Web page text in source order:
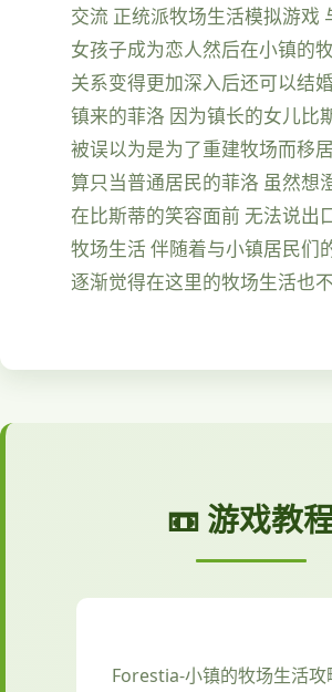
交流 正统派牧场生活模拟游戏
女孩子成为恋人然后在小镇的
关系变得更加深入后还可以结
镇来的菲洛 因为镇长的女儿比
被误以为是为了重建牧场而移
算只当普通居民的菲洛 虽然想
在比斯蒂的笑容面前 无法说出
牧场生活 伴随着与小镇居民们
逐渐觉得在这里的牧场生活也
📼 游戏教
Forestia-小镇的牧场生活攻